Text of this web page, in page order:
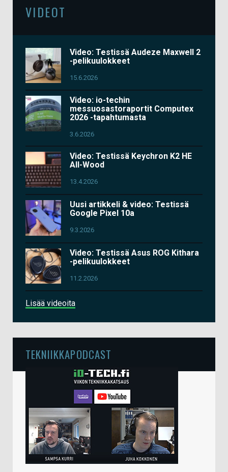
VIDEOT
Video: Testissä Audeze Maxwell 2
-pelikuulokkeet
15.6.2026
Video: io-techin
messuosastoraportit Computex
2026 -tapahtumasta
3.6.2026
Video: Testissä Keychron K2 HE
All-Wood
13.4.2026
Uusi artikkeli & video: Testissä
Google Pixel 10a
9.3.2026
Video: Testissä Asus ROG Kithara
-pelikuulokkeet
11.2.2026
Lisää videoita
TEKNIIKKAPODCAST